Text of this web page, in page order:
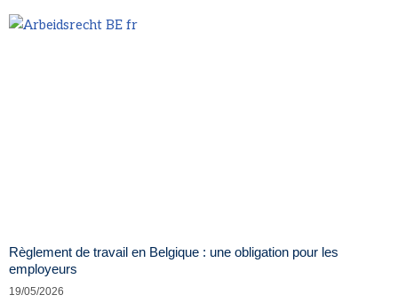
Règlement de travail en Belgique : une obligation pour les
employeurs
19/05/2026